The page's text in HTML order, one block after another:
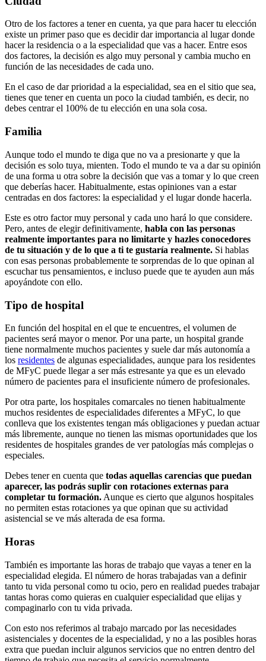
Otro de los factores a tener en cuenta, ya que para hacer tu elección
existe un primer paso que es decidir dar importancia al lugar donde
hacer la residencia o a la especialidad que vas a hacer. Entre esos
dos factores, la decisión es algo muy personal y cambia mucho en
función de las necesidades de cada uno.
En el caso de dar prioridad a la especialidad, sea en el sitio que sea,
tienes que tener en cuenta un poco la ciudad también, es decir, no
debes centrar el 100% de tu elección en una sola cosa.
Familia
Aunque todo el mundo te diga que no va a presionarte y que la
decisión es solo tuya, mienten. Todo el mundo te va a dar su opinión
de una forma u otra sobre la decisión que vas a tomar y lo que creen
que deberías hacer. Habitualmente, estas opiniones van a estar
centradas en dos factores: la especialidad y el lugar donde hacerla.
Este es otro factor muy personal y cada uno hará lo que considere.
Pero, antes de elegir definitivamente, habla con las personas
realmente importantes para no limitarte y hazles conocedores
de tu situación y de lo que a ti te gustaría realmente. Si hablas
con esas personas probablemente te sorprendas de lo que opinan al
escuchar tus pensamientos, e incluso puede que te ayuden aun más
apoyándote con ello.
Tipo de hospital
En función del hospital en el que te encuentres, el volumen de
pacientes será mayor o menor. Por una parte, un hospital grande
tiene normalmente muchos pacientes y suele dar más autonomía a
los residentes de algunas especialidades, aunque para los residentes
de MFyC puede llegar a ser más estresante ya que es un elevado
número de pacientes para el insuficiente número de profesionales.
Por otra parte, los hospitales comarcales no tienen habitualmente
muchos residentes de especialidades diferentes a MFyC, lo que
conlleva que los existentes tengan más obligaciones y puedan actuar
más libremente, aunque no tienen las mismas oportunidades que los
residentes de hospitales grandes de ver patologías más complejas o
especiales.
Debes tener en cuenta que todas aquellas carencias que puedan
aparecer, las podrás suplir con rotaciones externas para
completar tu formación. Aunque es cierto que algunos hospitales
no permiten estas rotaciones ya que opinan que su actividad
asistencial se ve más alterada de esa forma.
Horas
También es importante las horas de trabajo que vayas a tener en la
especialidad elegida. El número de horas trabajadas van a definir
tanto tu vida personal como tu ocio, pero en realidad puedes trabajar
tantas horas como quieras en cualquier especialidad que elijas y
compaginarlo con tu vida privada.
Con esto nos referimos al trabajo marcado por las necesidades
asistenciales y docentes de la especialidad, y no a las posibles horas
extra que puedan incluir algunos servicios que no entren dentro del